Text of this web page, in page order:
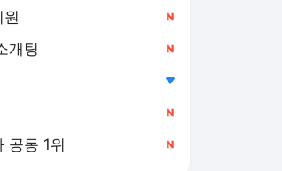
개팅
공동 1위